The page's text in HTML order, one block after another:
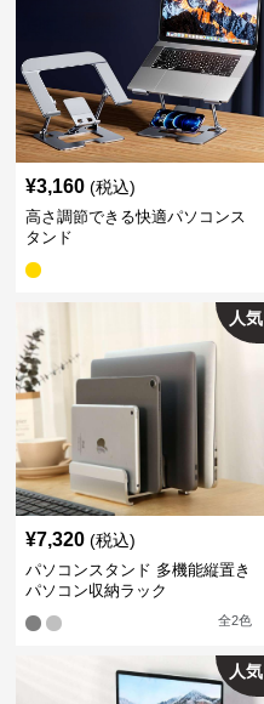
¥3,160 (税込)
高さ調節できる快適パソコンス
タンド
人気
¥7,320 (税込)
パソコンスタンド 多機能縦置き
パソコン収納ラック
全2色
人気